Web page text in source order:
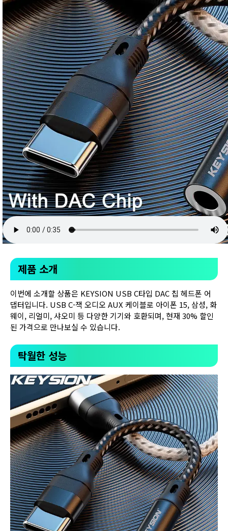
제품 소개
이번에 소개할 상품은 KEYSION USB C타입 DAC 칩 헤드폰 어
댑터입니다. USB C-잭 오디오 AUX 케이블로 아이폰 15, 삼성, 화
웨이, 리얼미, 샤오미 등 다양한 기기와 호환되며, 현재 30% 할인
된 가격으로 만나보실 수 있습니다.
탁월한 성능